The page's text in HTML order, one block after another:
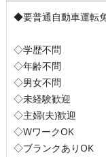
◆要普通自動車運転
◇学歴不問
◇年齢不問
◇男女不問
◇未経験歓迎
◇主婦(夫)歓迎
◇WワークOK
◇ブランクありOK